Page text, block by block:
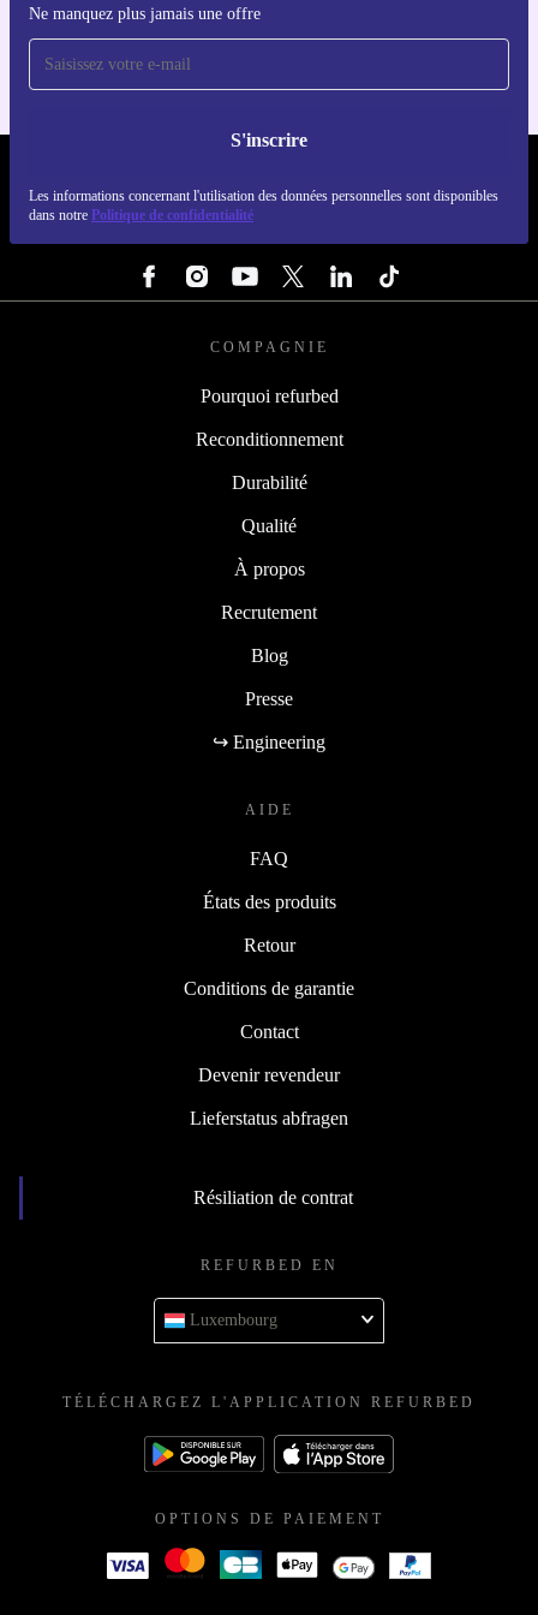
Ne manquez plus jamais une offre
S'inscrire
Les informations concernant l'utilisation des données personnelles sont disponibles
dans notre Politique de confidentialité
Pour iOS et Android
COMPAGNIE
Pourquoi refurbed
Reconditionnement
Durabilité
Qualité
À propos
Recrutement
Blog
Presse
↪ Engineering
AIDE
FAQ
États des produits
Retour
Conditions de garantie
Contact
Devenir revendeur
Lieferstatus abfragen
Résiliation de contrat
REFURBED EN
Luxembourg
TÉLÉCHARGEZ L'APPLICATION REFURBED
OPTIONS DE PAIEMENT